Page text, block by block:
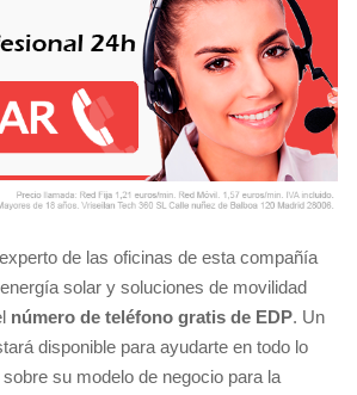
de las oficinas de esta compañía
solar y soluciones de movilidad
número de teléfono gratis de EDP. Un
disponible para ayudarte en todo lo
su modelo de negocio para la